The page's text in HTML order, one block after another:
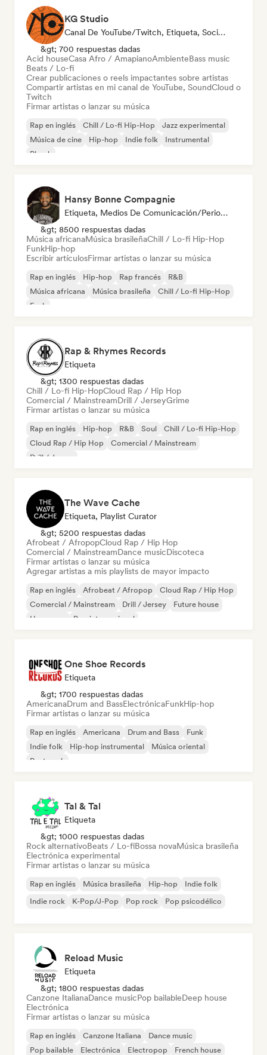
KG Studio
Canal De YouTube/Twitch, Etiqueta, Social Media Influencer
&gt; 700 respuestas dadas
Acid houseCasa Afro / AmapianoAmbienteBass music
Beats / Lo-fi
Crear publicaciones o reels impactantes sobre artistas
Compartir artistas en mi canal de YouTube, SoundCloud o
Twitch
Firmar artistas o lanzar su música
Rap en inglés Chill / Lo-fi Hip-Hop
Jazz experimental
Música de cine
Hip-hop Indie folk
Instrumental
Phonk
Hansy Bonne Compagnie
Etiqueta, Medios De Comunicación/Periodista
&gt; 8500 respuestas dadas
Música africanaMúsica brasileñaChill / Lo-fi Hip-Hop
FunkHip-hop
Escribir artículosFirmar artistas o lanzar su música
Rap en inglés Hip-hop Rap francés
R&B
Música africana
Música brasileña
Chill / Lo-fi Hip-Hop
Funk
Rap & Rhymes Records
Etiqueta
&gt; 1300 respuestas dadas
Chill / Lo-fi Hip-HopCloud Rap / Hip Hop
Comercial / MainstreamDrill / JerseyGrime
Firmar artistas o lanzar su música
Rap en inglés Hip-hop R&B Soul
Chill / Lo-fi Hip-Hop
Cloud Rap / Hip Hop
Comercial / Mainstream
Drill / Jersey
The Wave Cache
Etiqueta, Playlist Curator
&gt; 5200 respuestas dadas
Afrobeat / AfropopCloud Rap / Hip Hop
Comercial / MainstreamDance musicDiscoteca
Firmar artistas o lanzar su música
Agregar artistas a mis playlists de mayor impacto
Rap en inglés Afrobeat / Afropop
Cloud Rap / Hip Hop
Comercial / Mainstream
Drill / Jersey
Future house
Hyperpop
Pop internacional
One Shoe Records
Etiqueta
&gt; 1700 respuestas dadas
AmericanaDrum and BassElectrónicaFunkHip-hop
Firmar artistas o lanzar su música
Rap en inglés Americana Drum and Bass
Funk
Indie folk
Hip-hop instrumental
Música oriental
Post punk
Tal & Tal
Etiqueta
&gt; 1000 respuestas dadas
Rock alternativoBeats / Lo-fiBossa novaMúsica brasileña
Electrónica experimental
Firmar artistas o lanzar su música
Rap en inglés Música brasileña Hip-hop
Indie folk
Indie rock
K-Pop/J-Pop Pop rock Pop psicodélico
Reload Music
Etiqueta
&gt; 1800 respuestas dadas
Canzone ItalianaDance musicPop bailableDeep house
Electrónica
Firmar artistas o lanzar su música
Rap en inglés Canzone Italiana
Dance music
Pop bailable
Electrónica Electropop French house